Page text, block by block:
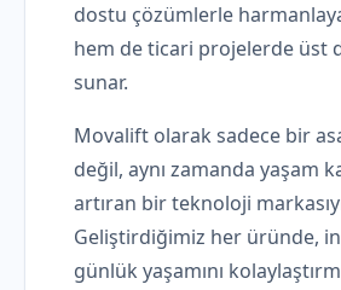
dostu çözümlerle
hem de ticari projelerde üst
sunar.
Movalift olarak sadece bir
değil, aynı zamanda yaşam
artıran bir teknoloji
Geliştirdiğimiz her üründe,
günlük yaşamını